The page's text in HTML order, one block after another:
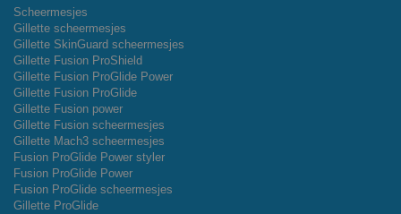
Scheermesjes
Gillette scheermesjes
Gillette SkinGuard scheermesjes
Gillette Fusion ProShield
Gillette Fusion ProGlide Power
Gillette Fusion ProGlide
Gillette Fusion power
Gillette Fusion scheermesjes
Gillette Mach3 scheermesjes
Fusion ProGlide Power styler
Fusion ProGlide Power
Fusion ProGlide scheermesjes
Gillette ProGlide